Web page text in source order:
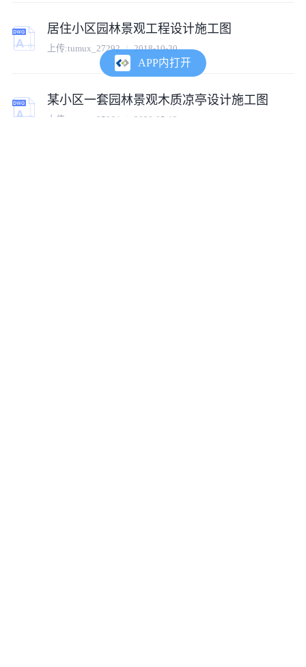
居住小区园林景观工程设计施工图
上传:tumux_27292 2018-10-30
某小区一套园林景观木质凉亭设计施工图
上传: tumux_95964 2020-05-12
APP内打开